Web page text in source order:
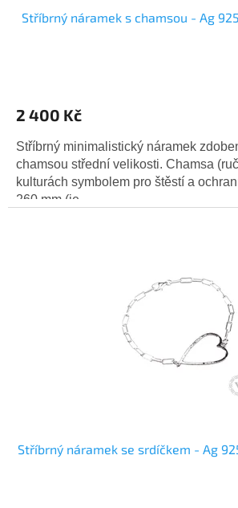
Stříbrný náramek s chamsou - Ag
2 400 Kč
Stříbrný minimalistický náramek
chamsou střední velikosti. Chamsa
kulturách symbolem pro štěstí a
260 mm (je...
Stříbrný náramek se srdíčkem - Ag